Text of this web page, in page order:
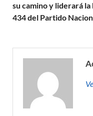
su camino y liderará la
434 del Partido